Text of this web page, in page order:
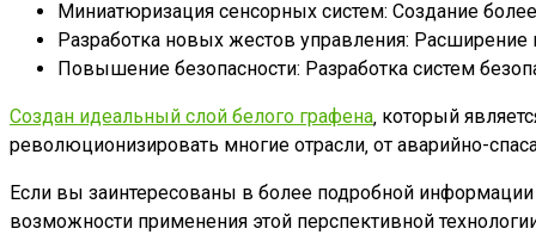
Миниатюризация сенсорных систем: Создание
Разработка новых жестов управления:
Повышение безопасности: Разработка систем
Создан идеальный слой белого графена‚ который
революционизировать многие отрасли‚ от аварийно-
Если вы заинтересованы в более подробной
возможности применения этой перспективной